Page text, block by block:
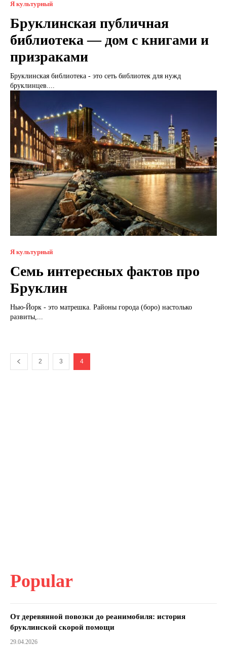
Я культурный
Бруклинская публичная
библиотека — дом с книгами и
призраками
Бруклинская библиотека - это сеть библиотек для нужд
бруклинцев....
Я культурный
Семь интересных фактов про
Бруклин
Нью-Йорк - это матрешка. Районы города (боро) настолько
развиты,...
2 3 4
Popular
От деревянной повозки до реанимобиля: история
бруклинской скорой помощи
29.04.2026